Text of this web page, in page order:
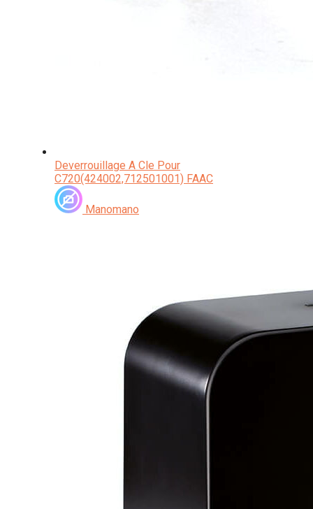
Deverrouillage A Cle Pour
C720(424002,712501001) FAAC
Manomano